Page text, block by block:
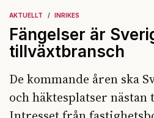
AKTUELLT INRIKES
Fängelser är
tillväxtbransch
De kommande åren ska
och häktesplatser nästan